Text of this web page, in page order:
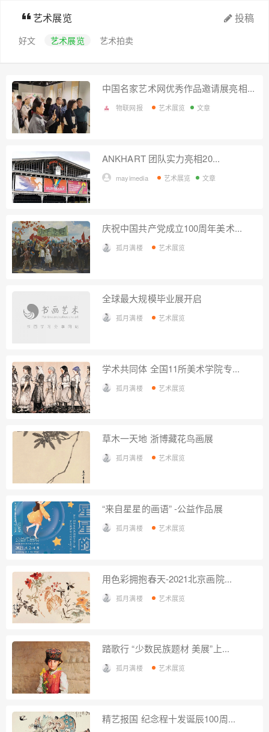
艺术展览
好文 艺术展览 艺术拍卖
投稿
中国名家艺术网优秀作品邀请展亮相...
物联网报 艺术展览 文章
ANKHART 团队实力亮相20...
mayimedia 艺术展览 文章
庆祝中国共产党成立100周年美术...
孤月满楼 艺术展览
全球最大规模毕业展开启
孤月满楼 艺术展览
学术共同体 全国11所美术学院专...
孤月满楼 艺术展览
草木一天地 浙博藏花鸟画展
孤月满楼 艺术展览
“来自星星的画语” -公益作品展
孤月满楼 艺术展览
用色彩拥抱春天-2021北京画院...
孤月满楼 艺术展览
踏歌行 “少数民族题材 美展”上...
孤月满楼 艺术展览
精艺报国 纪念程十发诞辰100周...